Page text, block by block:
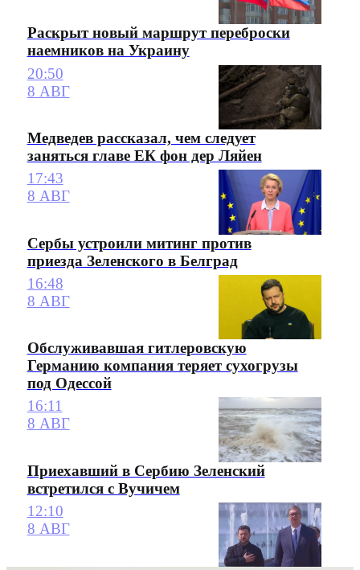
Раскрыт новый маршрут переброски
наемников на Украину
20:50
8 АВГ
Медведев рассказал, чем следует
заняться главе ЕК фон дер Ляйен
17:43
8 АВГ
Сербы устроили митинг против
приезда Зеленского в Белград
16:48
8 АВГ
Обслуживавшая гитлеровскую
Германию компания теряет сухогрузы
под Одессой
16:11
8 АВГ
Приехавший в Сербию Зеленский
встретился с Вучичем
12:10
8 АВГ